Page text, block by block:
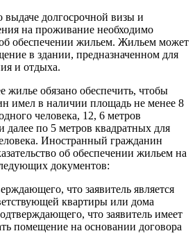
выдаче долгосрочной визы и
на проживание необходимо
обеспечении жильем. Жильем может
в здании, предназначенном для
и отдыха.
жилье обязано обеспечить, чтобы
имел в наличии площадь не менее 8
человека, 12, 6 метров
далее по 5 метров квадратных для
Иностранный гражданин
об обеспечении жильем на
документов:
что заявитель является
квартиры или дома
что заявитель имеет
помещение на основании договора